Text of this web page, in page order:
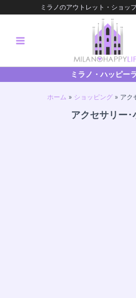
容
ミラノのアウトレット・ショッ
ミラノ・ハッピー
ホーム ショッピング アク
アクセサリー･